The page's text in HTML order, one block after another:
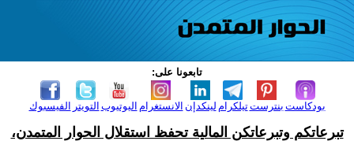
تابعونا على:
الفيسبوك التويتر اليوتيوب الانستغرام لينكدإن تيلكرامبنترست بودكاست
تبرعاتكم وتبرعاتكن المالية تحفظ استقلال الحوار المتمدن،